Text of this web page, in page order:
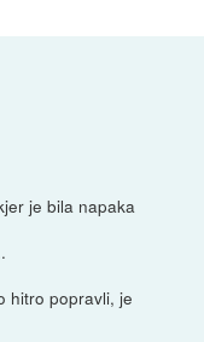
je bila napaka
hitro popravli, je